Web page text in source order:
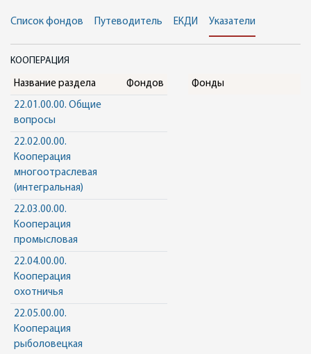
Список фондов Путеводитель ЕКДИ Указатели
КООПЕРАЦИЯ
Название раздела Фондов
22.01.00.00. Общие
вопросы
22.02.00.00.
Кооперация
многоотраслевая
(интегральная)
22.03.00.00.
Кооперация
промысловая
22.04.00.00.
Кооперация
охотничья
22.05.00.00.
Кооперация
рыболовецкая
Фонды